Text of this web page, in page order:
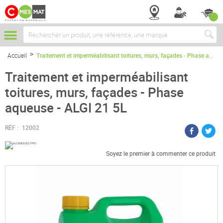
Chercher
Accueil Traitement et imperméabilisant toitures, murs, façades - Phase aqueuse - ALGI 21 5L
Traitement et imperméabilisant
toitures, murs, façades - Phase
aqueuse - ALGI 21 5L
RÉF : 12002
Soyez le premier à commenter ce produit
Passer